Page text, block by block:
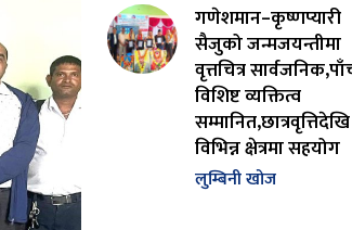
गणेशमान–कृष्णप्यारी
सैजुको जन्मजयन्तीमा
वृत्तचित्र
विशिष्ट व्यक्तित्व
सम्मानित,छात्रवृत्तिदेखि
विभिन्न क्षेत्रमा सहयोग
लुम्बिनी खोज